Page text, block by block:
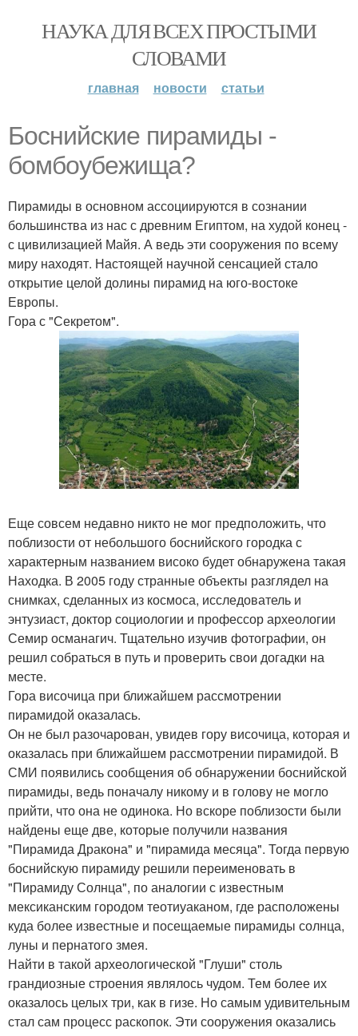
НАУКА ДЛЯ ВСЕХ ПРОСТЫМИ
СЛОВАМИ
главная новости статьи
Боснийские пирамиды -
бомбоубежища?
Пирамиды в основном ассоциируются в сознании
большинства из нас с древним Египтом, на худой конец -
с цивилизацией Майя. А ведь эти сооружения по всему
миру находят. Настоящей научной сенсацией стало
открытие целой долины пирамид на юго-востоке
Европы.
Гора с "Секретом".
Еще совсем недавно никто не мог предположить, что
поблизости от небольшого боснийского городка с
характерным названием високо будет обнаружена такая
Находка. В 2005 году странные объекты разглядел на
снимках, сделанных из космоса, исследователь и
энтузиаст, доктор социологии и профессор археологии
Семир османагич. Тщательно изучив фотографии, он
решил собраться в путь и проверить свои догадки на
месте.
Гора височица при ближайшем рассмотрении
пирамидой оказалась.
Он не был разочарован, увидев гору височица, которая и
оказалась при ближайшем рассмотрении пирамидой. В
СМИ появились сообщения об обнаружении боснийской
пирамиды, ведь поначалу никому и в голову не могло
прийти, что она не одинока. Но вскоре поблизости были
найдены еще две, которые получили названия
"Пирамида Дракона" и "пирамида месяца". Тогда первую
боснийскую пирамиду решили переименовать в
"Пирамиду Солнца", по аналогии с известным
мексиканским городом теотиуаканом, где расположены
куда более известные и посещаемые пирамиды солнца,
луны и пернатого змея.
Найти в такой археологической "Глуши" столь
грандиозные строения являлось чудом. Тем более их
оказалось целых три, как в гизе. Но самым удивительным
стал сам процесс раскопок. Эти сооружения оказались